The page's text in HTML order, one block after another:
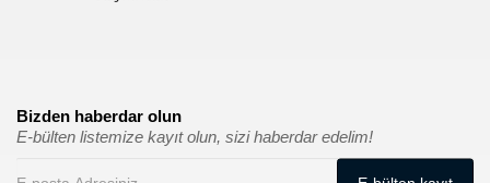
Bizden haberdar olun
E-bülten listemize kayıt olun, sizi haberdar edelim!